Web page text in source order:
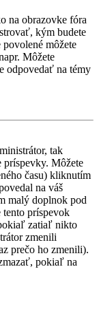
na obrazovke fóra
kým budete
môžete
Môžete
odpovedať na témy
tak
príspevky. Môžete
času) kliknutím
na váš
malý doplnok pod
príspevok
zatiaľ nikto
zmenili
prečo ho zmenili).
pokiaľ na